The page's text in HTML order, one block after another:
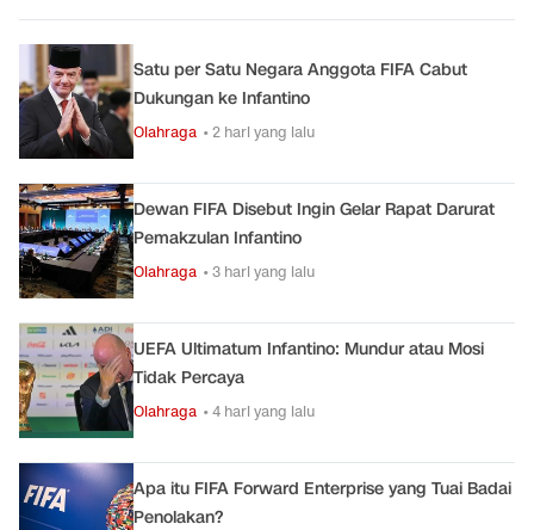
Satu per Satu Negara Anggota FIFA Cabut
Dukungan ke Infantino
Olahraga • 2 hari yang lalu
Dewan FIFA Disebut Ingin Gelar Rapat Darurat
Pemakzulan Infantino
Olahraga • 3 hari yang lalu
UEFA Ultimatum Infantino: Mundur atau Mosi
Tidak Percaya
Olahraga • 4 hari yang lalu
Apa itu FIFA Forward Enterprise yang Tuai Badai
Penolakan?